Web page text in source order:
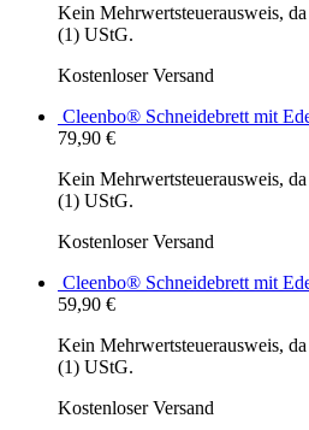
Kein Mehrwertsteuerausweis,
(1) UStG.
Kostenloser Versand
Cleenbo® Schneidebrett mit
79,90 €
Kein Mehrwertsteuerausweis,
(1) UStG.
Kostenloser Versand
Cleenbo® Schneidebrett mit
59,90 €
Kein Mehrwertsteuerausweis,
(1) UStG.
Kostenloser Versand